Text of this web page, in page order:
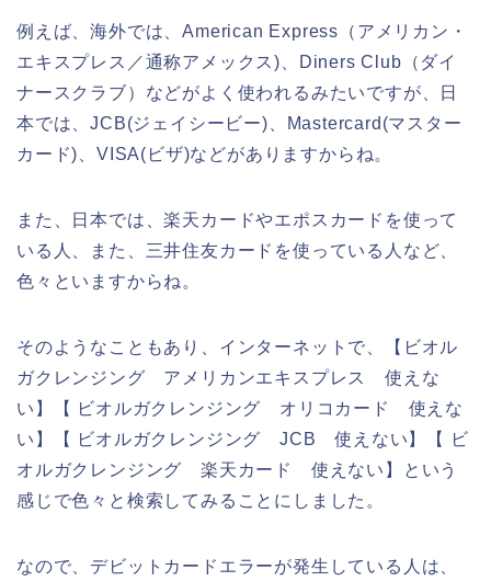
例えば、海外では、American Express（アメリカン・
エキスプレス／通称アメックス)、Diners Club（ダイ
ナースクラブ）などがよく使われるみたいですが、日
本では、JCB(ジェイシービー)、Mastercard(マスター
カード)、VISA(ビザ)などがありますからね。
また、日本では、楽天カードやエポスカードを使って
いる人、また、三井住友カードを使っている人など、
色々といますからね。
そのようなこともあり、インターネットで、【ビオル
ガクレンジング アメリカンエキスプレス 使えな
い】【 ビオルガクレンジング オリコカード 使えな
い】【 ビオルガクレンジング JCB 使えない】【 ビ
オルガクレンジング 楽天カード 使えない】という
感じで色々と検索してみることにしました。
なので、デビットカードエラーが発生している人は、